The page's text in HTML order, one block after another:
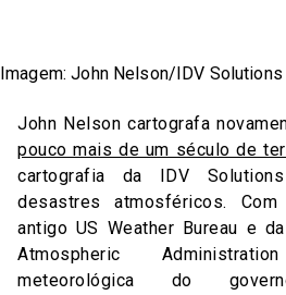
Imagem: John Nelson/IDV Solutions
John Nelson cartografa
pouco mais de um século de
cartografia da IDV
desastres atmosféricos.
antigo US Weather Bureau e
Atmospheric
meteorológica do